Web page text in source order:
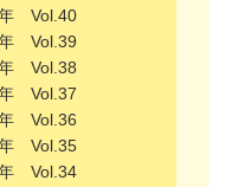
Vol.40
Vol.39
Vol.38
Vol.37
Vol.36
Vol.35
Vol.34